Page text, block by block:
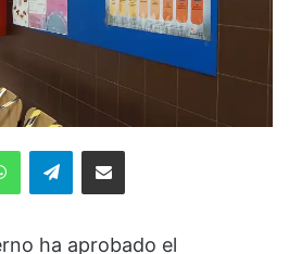
WhatsAppTelegramCompartir via Email
ha aprobado el